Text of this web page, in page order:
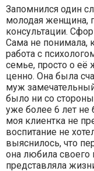
Запомнился один
молодая женщина,
консультации.
Сама не понимала,
работа с
семье, просто о её
ценно. Она была
муж
было ни со
уже более 6 лет
моя клиентка не
воспитание не
выяснилось, что
она любила своего
представляла